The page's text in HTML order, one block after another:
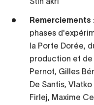
Remerciements
phases
la Porte Dorée,
production et de
Pernot, Gilles
De Santis,
Firlej, Maxime